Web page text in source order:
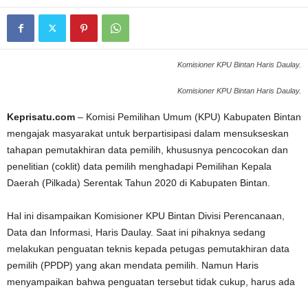
Komisioner KPU Bintan Haris Daulay.
Komisioner KPU Bintan Haris Daulay.
Keprisatu.com – Komisi Pemilihan Umum (KPU) Kabupaten Bintan
mengajak masyarakat untuk berpartisipasi dalam mensukseskan
tahapan pemutakhiran data pemilih, khususnya pencocokan dan
penelitian (coklit) data pemilih menghadapi Pemilihan Kepala
Daerah (Pilkada) Serentak Tahun 2020 di Kabupaten Bintan.
Hal ini disampaikan Komisioner KPU Bintan Divisi Perencanaan,
Data dan Informasi, Haris Daulay. Saat ini pihaknya sedang
melakukan penguatan teknis kepada petugas pemutakhiran data
pemilih (PPDP) yang akan mendata pemilih. Namun Haris
menyampaikan bahwa penguatan tersebut tidak cukup, harus ada